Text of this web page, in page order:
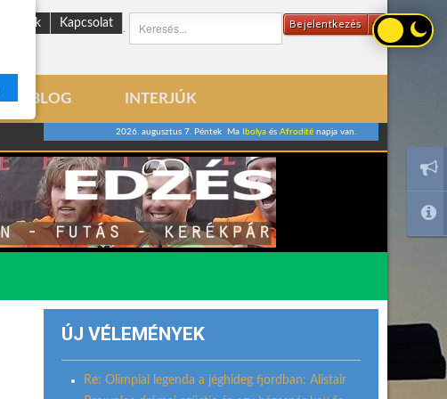
Bejelentkezés
Rólunk Kapcsolat
BLOG INTERJÚK
2026. augusztus 7. Péntek Ma Ibolyaés Afroditénapja van.
ÚJ VÉLEMÉNYEK
Re: Olimpiai legenda a jéghideg fjordban: Alistair